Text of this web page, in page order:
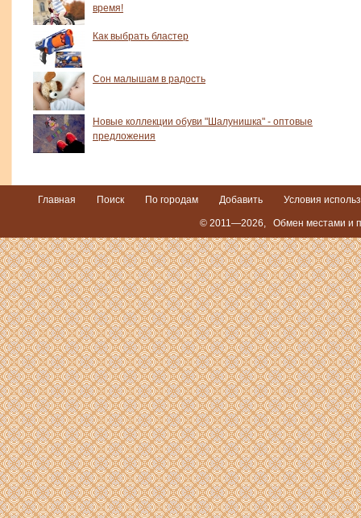
время!
Как выбрать бластер
Сон малышам в радость
Новые коллекции обуви "Шалунишка" - оптовые
предложения
Главная Поиск По городам Добавить Условия
© 2011—2026, Обмен местами и